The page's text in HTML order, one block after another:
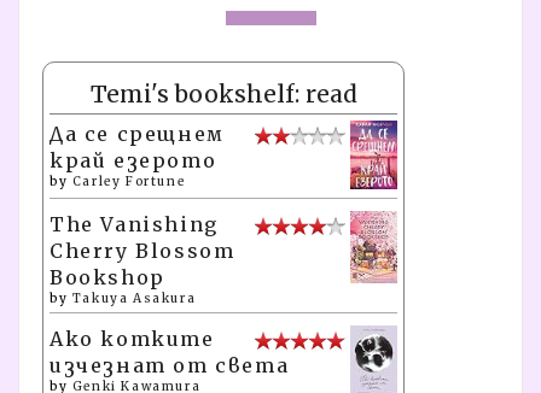
Temi's bookshelf: read
Да се срещнем
край езерото
by Carley Fortune
The Vanishing
Cherry Blossom
Bookshop
by Takuya Asakura
Ако котките
изчезнат от света
by Genki Kawamura